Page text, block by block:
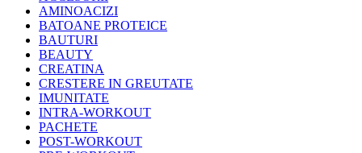
AMINOACIZI
BATOANE PROTEICE
BAUTURI
BEAUTY
CREATINA
CRESTERE IN GREUTATE
IMUNITATE
INTRA-WORKOUT
PACHETE
POST-WORKOUT